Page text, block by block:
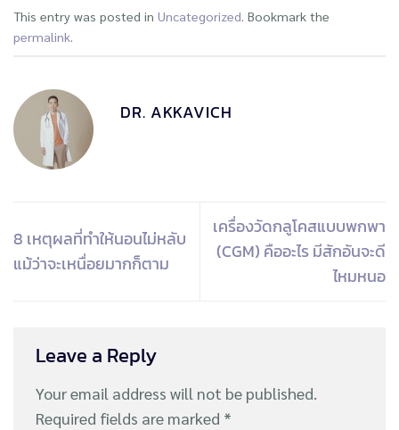
This entry was posted in Uncategorized. Bookmark the
permalink.
DR. AKKAVICH
8 เหตุผลที่ทำให้นอนไม่หลับ
แม้ว่าจะเหนื่อยมากก็ตาม
เครื่องวัดกลูโคสแบบพกพา
(CGM) คืออะไร มีสักอันจะดี
ไหมหนอ
Leave a Reply
Your email address will not be published.
Required fields are marked *